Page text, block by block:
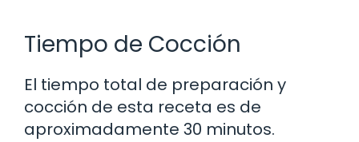
Tiempo de Cocción
El tiempo total de preparación y
cocción de esta receta es de
aproximadamente 30 minutos.